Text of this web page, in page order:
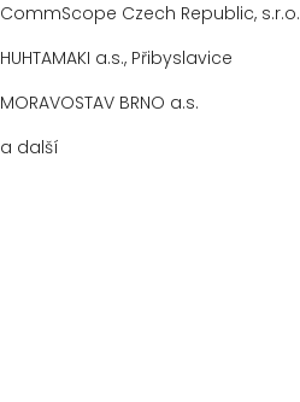
CommScope Czech Republic, s.r.o.
HUHTAMAKI a.s., Přibyslavice
MORAVOSTAV BRNO a.s.
a další